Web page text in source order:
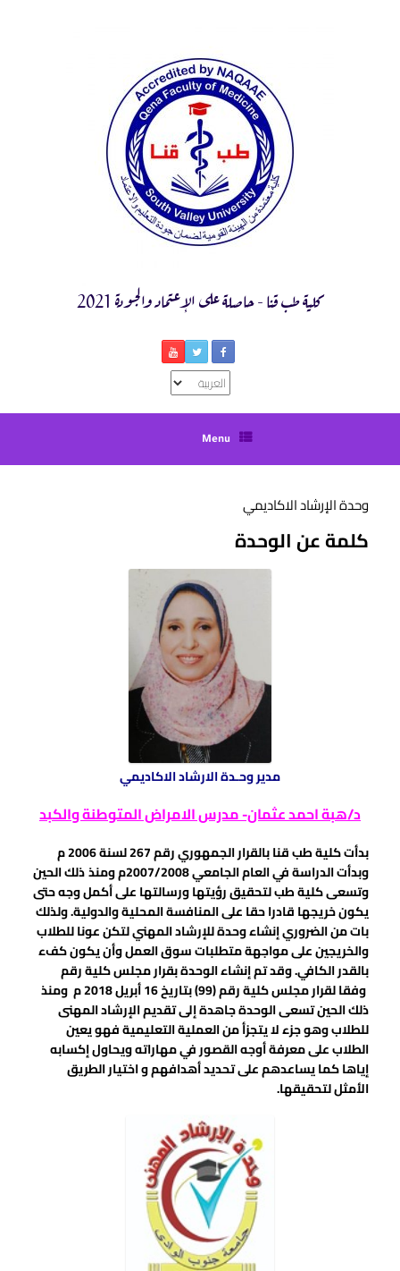
كلية طب قنا - حاصلة على الإعتماد والجودة 2021
اختر
لغة
Menu
وحدة الإرشاد الاكاديمي
كلمة عن الوحدة
مدير وحـدة الارشاد الاكاديمي
د/هبة احمد عثمان- مدرس الامراض المتوطنة والكبد
بدأت كلية طب قنا بالقرار الجمهوري رقم 267 لسنة 2006 م
وبدأت الدراسة في العام الجامعي 2007/2008م ومنذ
ذلك الحين
وتسعى كلية طب لتحقيق رؤيتها ورسالتها على أكمل وجه حتى
يكون خريجها قادرا حقا على المنافسة المحلية والدولية. ولذلك
بات من الضروري إنشاء وحدة للإرشاد المهني لتكن عونا للطلاب
والخريجين على مواجهة متطلبات سوق العمل وأن يكون كفء
بالقدر الكافي. وقد تم إنشاء الوحدة بقرار مجلس كلية رقم
وفقا لقرار مجلس كلية رقم (99) بتاريخ 16 أبريل 2018 م ومنذ
ذلك الحين تسعى الوحدة جاهدة إلى تقديم الإرشاد المهنى
للطلاب وهو جزء لا يتجزأ من العملية التعليمية فهو يعين
الطلاب على معرفة أوجه القصور في مهاراته ويحاول إكسابه
إياها كما يساعدهم على تحديد أهدافهم و اختيار الطريق
الأمثل لتحقيقها.